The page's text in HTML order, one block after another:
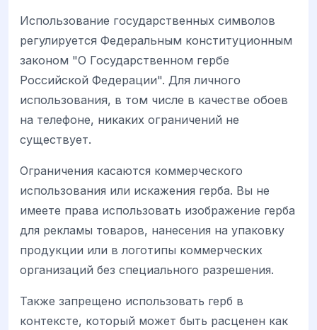
Использование государственных символов
регулируется Федеральным конституционным
законом "О Государственном гербе
Российской Федерации". Для личного
использования, в том числе в качестве обоев
на телефоне, никаких ограничений не
существует.
Ограничения касаются коммерческого
использования или искажения герба. Вы не
имеете права использовать изображение герба
для рекламы товаров, нанесения на упаковку
продукции или в логотипы коммерческих
организаций без специального разрешения.
Также запрещено использовать герб в
контексте, который может быть расценен как